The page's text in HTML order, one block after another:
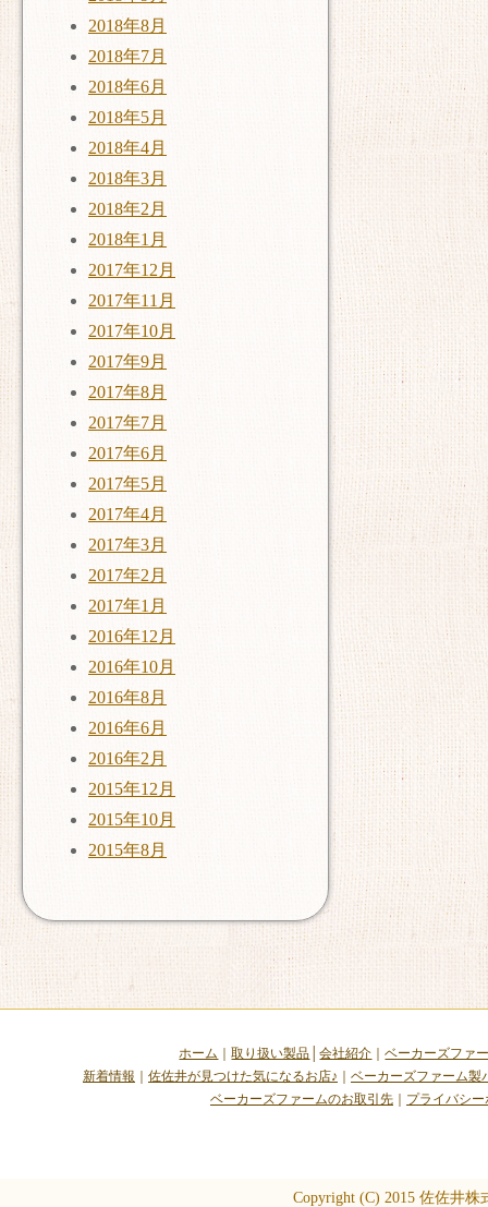
2018年8月
2018年7月
2018年6月
2018年5月
2018年4月
2018年3月
2018年2月
2018年1月
2017年12月
2017年11月
2017年10月
2017年9月
2017年8月
2017年7月
2017年6月
2017年5月
2017年4月
2017年3月
2017年2月
2017年1月
2016年12月
2016年10月
2016年8月
2016年6月
2016年2月
2015年12月
2015年10月
2015年8月
ホーム ｜取り扱い製品 │会社紹介 ｜ベーカーズファ
新着情報
佐佐井が見つけた気になるお店♪
ベーカーズファーム製
ベーカーズファームのお取引先
プライバシ
Copyright (C) 2015佐佐井株